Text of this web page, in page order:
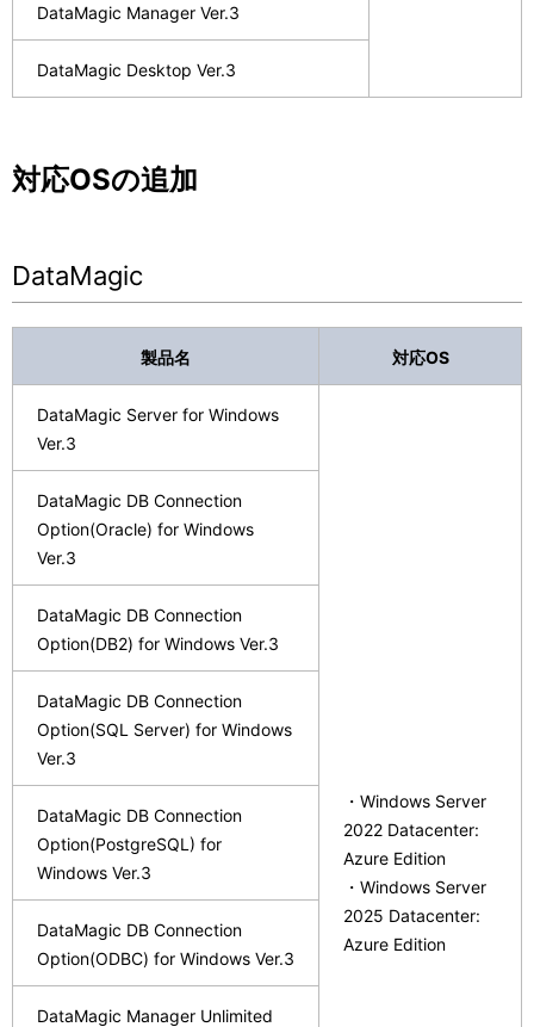
DataMagic Manager Ver.3
DataMagic Desktop Ver.3
対応OSの追加
DataMagic
製品名 対応OS
DataMagic Server for Windows
Ver.3
・Windows Server
2022 Datacenter:
Azure Edition
・Windows Server
2025 Datacenter:
Azure Edition
DataMagic DB Connection
Option(Oracle) for Windows
Ver.3
DataMagic DB Connection
Option(DB2) for Windows Ver.3
DataMagic DB Connection
Option(SQL Server) for Windows
Ver.3
DataMagic DB Connection
Option(PostgreSQL) for
Windows Ver.3
DataMagic DB Connection
Option(ODBC) for Windows Ver.3
DataMagic Manager Unlimited